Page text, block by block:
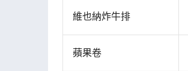
維也納炸牛排
蘋果卷